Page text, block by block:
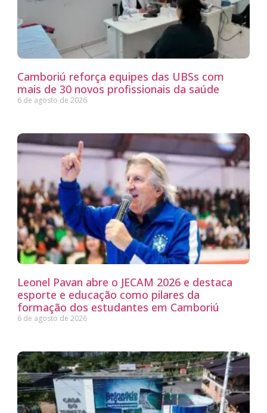
Camboriú reforça equipes das UBSs com
mais de 30 novos profissionais da saúde
6 de agosto de 2026
Leonel Pavan abre o JECAM 2026 e destaca
esporte e educação como pilares da
formação dos estudantes em Camboriú
6 de agosto de 2026